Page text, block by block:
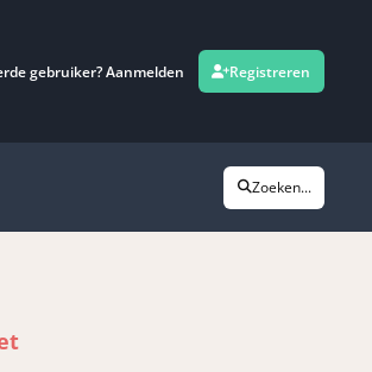
gebruiker? Aanmelden Registreren
Zoeken...